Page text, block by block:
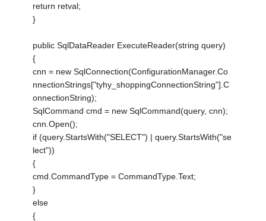
return retval;
}
public SqlDataReader ExecuteReader(string query)
{
cnn = new SqlConnection(ConfigurationManager.Co
nnectionStrings["tyhy_shoppingConnectionString"].C
onnectionString);
SqlCommand cmd = new SqlCommand(query, cnn);
cnn.Open();
if (query.StartsWith("SELECT") | query.StartsWith("se
lect"))
{
cmd.CommandType = CommandType.Text;
}
else
{